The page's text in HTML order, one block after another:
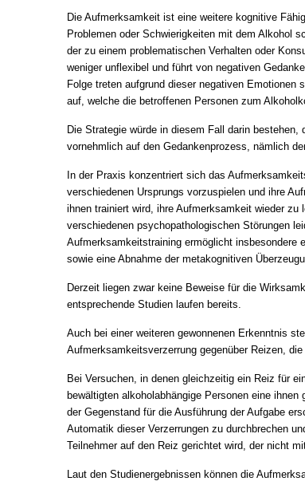
Die Aufmerksamkeit ist eine weitere kognitive
Problemen oder Schwierigkeiten mit dem Alkohol
der zu einem problematischen Verhalten oder
weniger unflexibel und führt von negativen
Folge treten aufgrund dieser negativen Emotionen
auf, welche die betroffenen Personen zum
Die Strategie würde in diesem Fall darin
vornehmlich auf den Gedankenprozess, nämlich
In der Praxis konzentriert sich das
verschiedenen Ursprungs vorzuspielen und ihre
ihnen trainiert wird, ihre Aufmerksamkeit wieder
verschiedenen psychopathologischen Störungen
Aufmerksamkeitstraining ermöglicht insbesondere
sowie eine Abnahme der metakognitiven
Derzeit liegen zwar keine Beweise für die
entsprechende Studien laufen bereits.
Auch bei einer weiteren gewonnenen Erkenntnis
Aufmerksamkeitsverzerrung gegenüber Reizen,
Bei Versuchen, in denen gleichzeitig ein Reiz für
bewältigten alkoholabhängige Personen eine
der Gegenstand für die Ausführung der Aufgabe
Automatik dieser Verzerrungen zu durchbrechen
Teilnehmer auf den Reiz gerichtet wird, der nicht
Laut den Studienergebnissen können die